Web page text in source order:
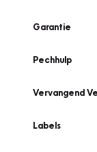
Garantie
Pechhulp
Vervangend
Labels